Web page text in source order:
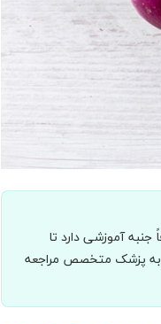
آموزشی دارد تا
به پزشک متخصص مراجعه